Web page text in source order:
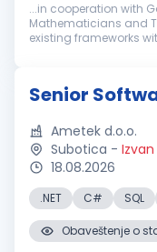
...in cooperation with
Mathematicians and
existing frameworks
Senior
Ametek d.o.o.
Subotica -
18.08.2026
.NET C# SQL
Obaveštenje o